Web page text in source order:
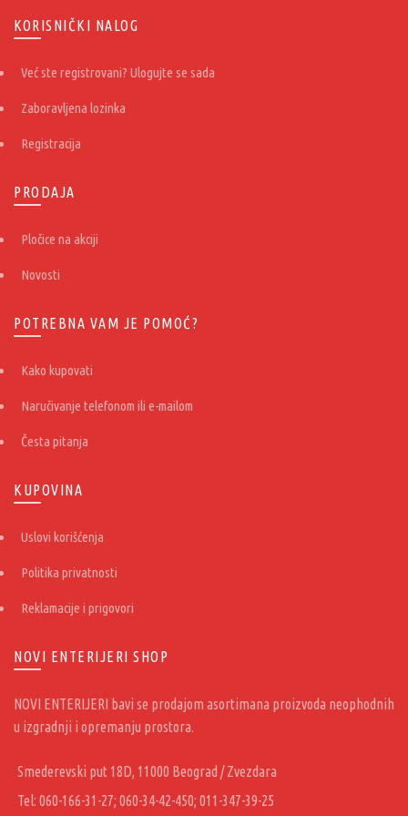
KORISNIČKI NALOG
Već ste registrovani? Ulogujte se sada
Zaboravljena lozinka
Registracija
PRODAJA
Pločice na akciji
Novosti
POTREBNA VAM JE POMOĆ?
Kako kupovati
Naručivanje telefonom ili e-mailom
Česta pitanja
KUPOVINA
Uslovi korišćenja
Politika privatnosti
Reklamacije i prigovori
NOVI ENTERIJERI SHOP
NOVI ENTERIJERI bavi se prodajom asortimana proizvoda neophodnih
u izgradnji i opremanju prostora.
Smederevski put 18D, 11000 Beograd / Zvezdara
Tel: 060-166-31-27; 060-34-42-450; 011-347-39-25